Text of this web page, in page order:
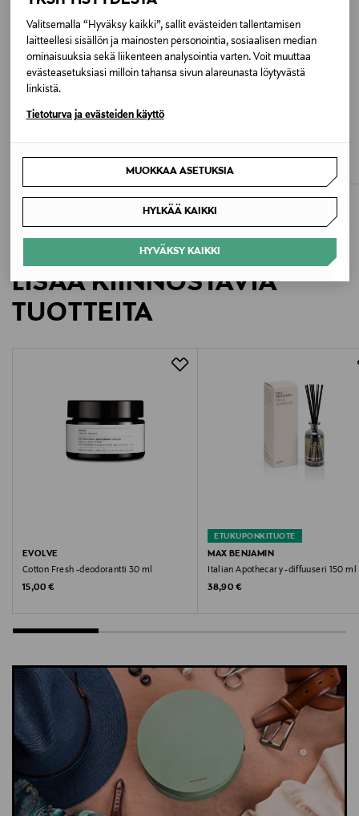
Valitsemalla “Hyväksy kaikki”, sallit evästeiden tallentamisen
laitteellesi sisällön ja mainosten personointia, sosiaalisen median
ominaisuuksia sekä liikenteen analysointia varten. Voit muuttaa
evästeasetuksiasi milloin tahansa sivun alareunasta löytyvästä
linkistä.
Tietoturva ja evästeiden käyttö
MUOKKAA ASETUKSIA
HYLKÄÄ KAIKKI
HYVÄKSY KAIKKI
Pesulämpötila
30 °C
Turkki
Valmistaja
Tulegatan 35 (Kv), 113 53 Stockholm, Sweden
Digitaalinen osoite
neuwdenim@threebyone.com.au
ALE –61%
Discounted Price
55,00 €
LISÄÄ KIINNOSTAVIA
TUOTTEITA
EVOLVE
Cotton Fresh -deodorantti 30 ml
Original Price
15,00 €
ETUKUPONKITUOTE
MAX BENJAMIN
Italian Apothecary -diffuuseri 150 ml
Original Price
38,90 €